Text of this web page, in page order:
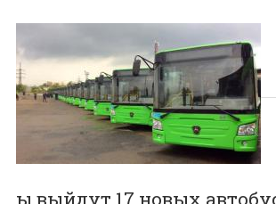
ы выйдут 17 новых